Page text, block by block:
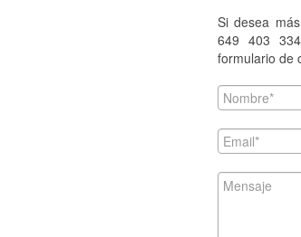
Si desea
649 403
formulario de